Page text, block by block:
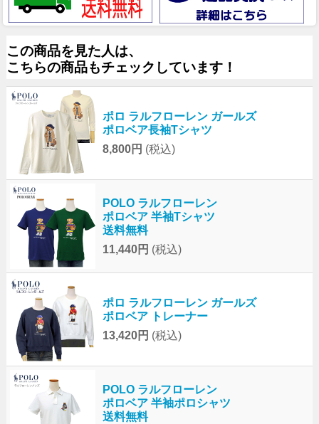
この商品を見た人は、
こちらの商品もチェックしています！
ポロ ラルフローレン ガールズ
ポロベア長袖Tシャツ
8,800円 (税込)
POLO ラルフローレン
ポロベア 半袖Tシャツ
送料無料
11,440円 (税込)
ポロ ラルフローレン ガールズ
ポロベア トレーナー
13,420円 (税込)
POLO ラルフローレン
ポロベア 半袖ポロシャツ
送料無料